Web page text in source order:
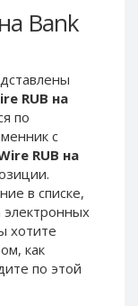
Bank
RUB на
по
с
RUB на
в списке,
хотите
как
по этой
Tether ERC20
ЮMoney RUB
ЮMoney KZT
USD
EUR
GBP
CAD
AUD
RUB